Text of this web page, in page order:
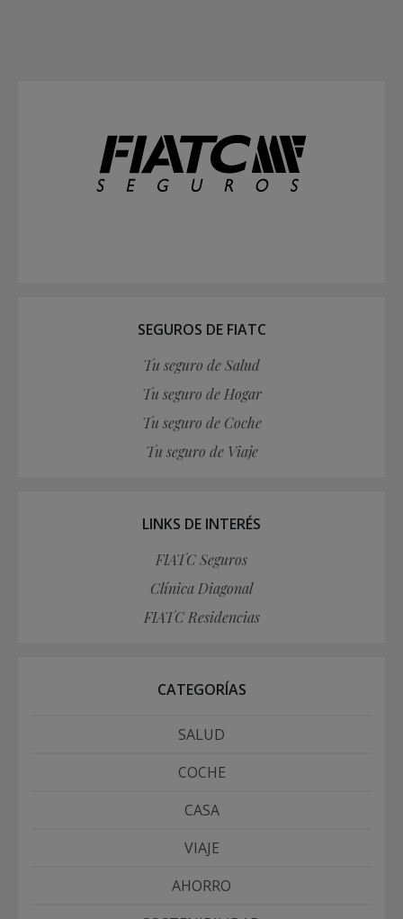
SEGUROS DE FIATC
Tu seguro de Salud
Tu seguro de Hogar
Tu seguro de Coche
Tu seguro de Viaje
LINKS DE INTERÉS
FIATC Seguros
Clínica Diagonal
FIATC Residencias
CATEGORÍAS
SALUD
COCHE
CASA
VIAJE
AHORRO